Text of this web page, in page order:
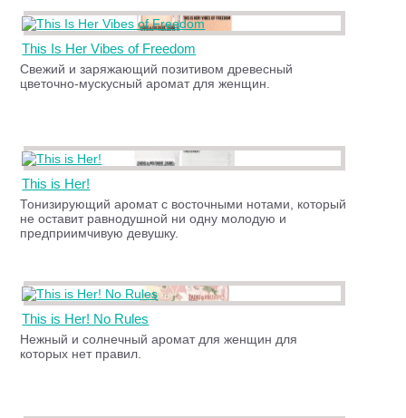
This Is Her Vibes of Freedom
Свежий и заряжающий позитивом древесный
цветочно-мускусный аромат для женщин.
This is Her!
Тонизирующий аромат с восточными нотами, который
не оставит равнодушной ни одну молодую и
предприимчивую девушку.
This is Her! No Rules
Нежный и солнечный аромат для женщин для
которых нет правил.